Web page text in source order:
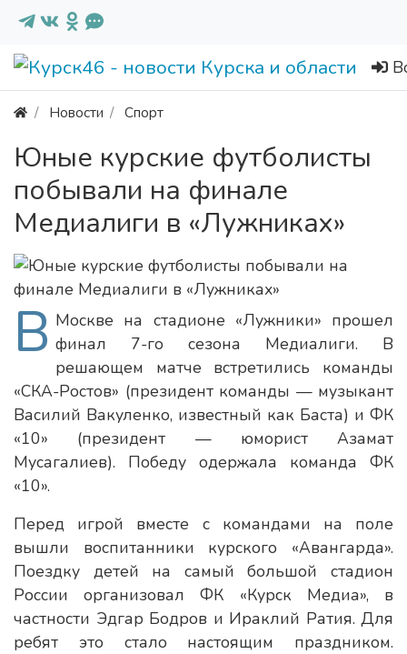
Новости Спорт
Юные курские футболисты
побывали на финале
Медиалиги в «Лужниках»
В Москве на стадионе «Лужники» прошел
финал 7-го сезона Медиалиги. В
решающем матче встретились команды
«СКА-Ростов» (президент команды — музыкант
Василий Вакуленко, известный как Баста) и ФК
«10» (президент — юморист Азамат
Мусагалиев). Победу одержала команда ФК
«10».
Перед игрой вместе с командами на поле
вышли воспитанники курского «Авангарда».
Поездку детей на самый большой стадион
России организовал ФК «Курск Медиа», в
частности Эдгар Бодров и Ираклий Ратия. Для
ребят это стало настоящим праздником.